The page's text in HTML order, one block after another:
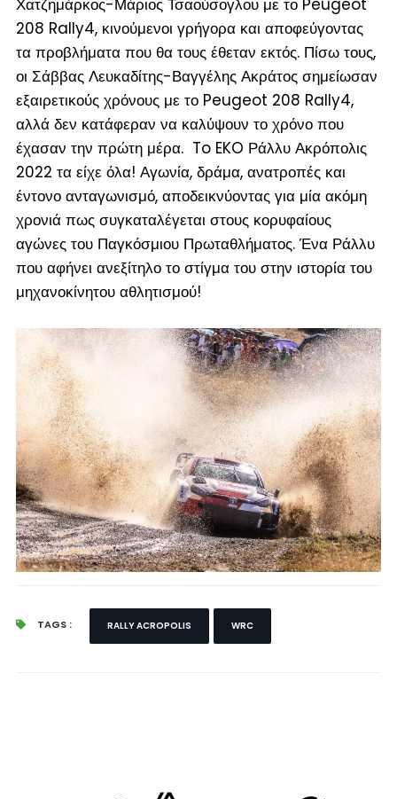
Χατζημάρκος-Μάριος Τσαούσογλου με το Peugeot
208 Rally4, κινούμενοι γρήγορα και αποφεύγοντας
τα προβλήματα που θα τους έθεταν εκτός. Πίσω τους,
οι Σάββας Λευκαδίτης-Βαγγέλης Ακράτος σημείωσαν
εξαιρετικούς χρόνους με το Peugeot 208 Rally4,
αλλά δεν κατάφεραν να καλύψουν το χρόνο που
έχασαν την πρώτη μέρα. To EKO Ράλλυ Ακρόπολις
2022 τα είχε όλα! Αγωνία, δράμα, ανατροπές και
έντονο ανταγωνισμό, αποδεικνύοντας για μία ακόμη
χρονιά πως συγκαταλέγεται στους κορυφαίους
αγώνες του Παγκόσμιου Πρωταθλήματος. Ένα Ράλλυ
που αφήνει ανεξίτηλο το στίγμα του στην ιστορία του
μηχανοκίνητου αθλητισμού!
TAGS : RALLY ACROPOLIS WRC